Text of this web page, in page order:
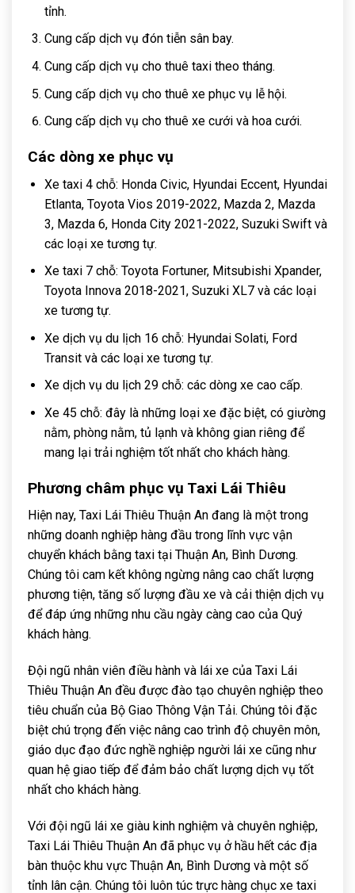
tỉnh.
Cung cấp dịch vụ đón tiễn sân bay.
Cung cấp dịch vụ cho thuê taxi theo tháng.
Cung cấp dịch vụ cho thuê xe phục vụ lễ hội.
Cung cấp dịch vụ cho thuê xe cưới và hoa cưới.
Các dòng xe phục vụ
Xe taxi 4 chỗ: Honda Civic, Hyundai Eccent, Hyundai
Etlanta, Toyota Vios 2019-2022, Mazda 2, Mazda
3, Mazda 6, Honda City 2021-2022, Suzuki Swift và
các loại xe tương tự.
Xe taxi 7 chỗ: Toyota Fortuner, Mitsubishi Xpander,
Toyota Innova 2018-2021, Suzuki XL7 và các loại
xe tương tự.
Xe dịch vụ du lịch 16 chỗ: Hyundai Solati, Ford
Transit và các loại xe tương tự.
Xe dịch vụ du lịch 29 chỗ: các dòng xe cao cấp.
Xe 45 chỗ: đây là những loại xe đặc biệt, có giường
nằm, phòng nằm, tủ lạnh và không gian riêng để
mang lại trải nghiệm tốt nhất cho khách hàng.
Phương châm phục vụ Taxi Lái Thiêu
Hiện nay, Taxi Lái Thiêu Thuận An đang là một trong
những doanh nghiệp hàng đầu trong lĩnh vực vận
chuyển khách bằng taxi tại Thuận An, Bình Dương.
Chúng tôi cam kết không ngừng nâng cao chất lượng
phương tiện, tăng số lượng đầu xe và cải thiện dịch vụ
để đáp ứng những nhu cầu ngày càng cao của Quý
khách hàng.
Đội ngũ nhân viên điều hành và lái xe của Taxi Lái
Thiêu Thuận An đều được đào tạo chuyên nghiệp theo
tiêu chuẩn của Bộ Giao Thông Vận Tải. Chúng tôi đặc
biệt chú trọng đến việc nâng cao trình độ chuyên môn,
giáo dục đạo đức nghề nghiệp người lái xe cũng như
quan hệ giao tiếp để đảm bảo chất lượng dịch vụ tốt
nhất cho khách hàng.
Với đội ngũ lái xe giàu kinh nghiệm và chuyên nghiệp,
Taxi Lái Thiêu Thuận An đã phục vụ ở hầu hết các địa
bàn thuộc khu vực Thuận An, Bình Dương và một số
tỉnh lân cận. Chúng tôi luôn túc trực hàng chục xe taxi